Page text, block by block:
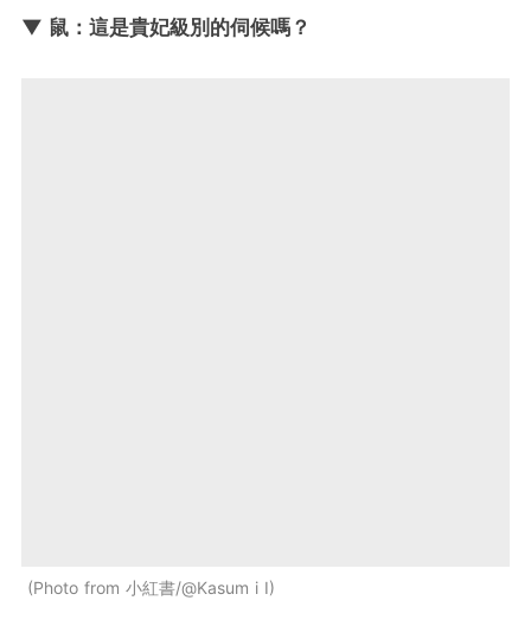
▼ 鼠：這是貴妃級別的伺候嗎？
Photo from 小紅書/@Kasum i I